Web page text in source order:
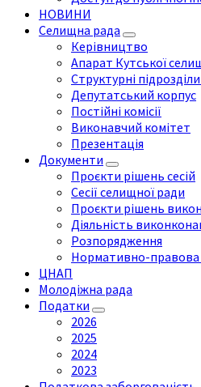
НОВИНИ
Селищна рада
Керівництво
Апарат Кутської
Структурні
Депутатський корпус
Постійні комісії
Виконавчий комітет
Презентація
Документи
Проєкти рішень сесій
Сесії селищної ради
Проєкти рішень
Діяльність
Розпорядження
Нормативно-правова
ЦНАП
Молодіжна рада
Податки
2026
2025
2024
2023